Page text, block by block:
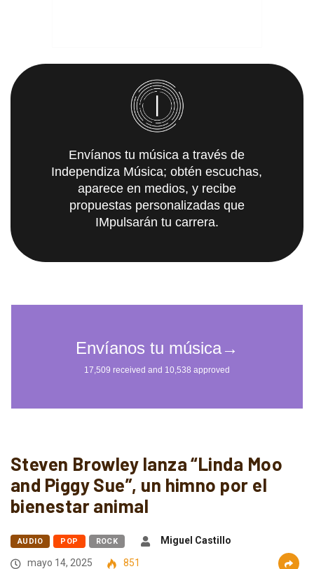
Envíanos tu música a través de
Independiza Música; obtén escuchas,
aparece en medios, y recibe
propuestas personalizadas que
IMpulsarán tu carrera.
Steven Browley lanza “Linda Moo
and Piggy Sue”, un himno por el
bienestar animal
AUDIO POP ROCK
Miguel Castillo
mayo 14, 2025
851